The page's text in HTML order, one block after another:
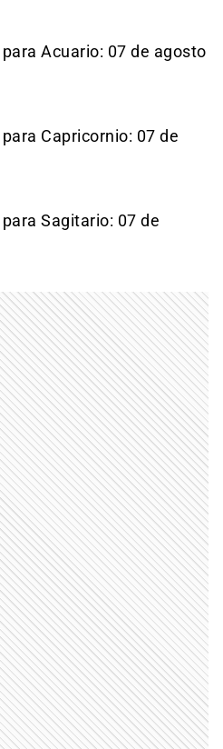
Acuario: 07 de agosto
Capricornio: 07 de
Sagitario: 07 de